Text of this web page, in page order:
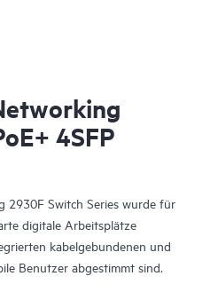
4SFP
2930F Switch Series wurde für
digitale Arbeitsplätze
kabelgebundenen und
Benutzer abgestimmt sind.